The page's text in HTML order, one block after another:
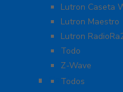
Lutron Caseta
Lutron Maestro
Lutron
Todo
Z-Wave
Cables
Todos